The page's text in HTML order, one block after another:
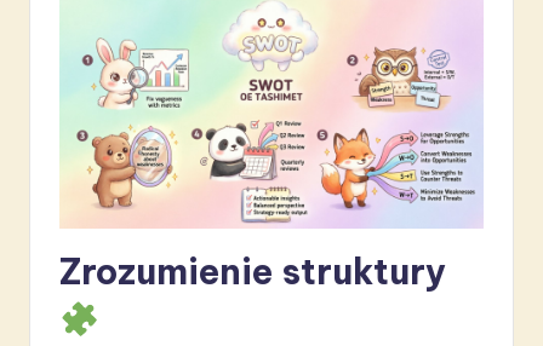
o
Zrozumienie struktury